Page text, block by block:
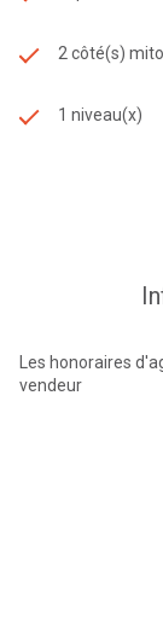
2 côté(s)
1 niveau(x)
Les honoraires
vendeur